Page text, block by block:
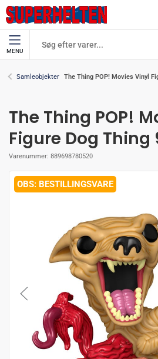
MENU
Samleobjekter The Thing POP! Movies Vinyl
The Thing POP!
Figure Dog Thing
Varenummer: 889698780520
BESTILLINGSVARE